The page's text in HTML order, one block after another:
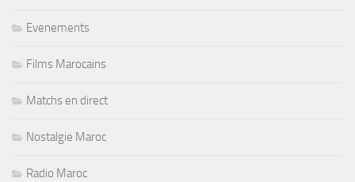
Evenements
Films Marocains
Matchs en direct
Nostalgie Maroc
Radio Maroc